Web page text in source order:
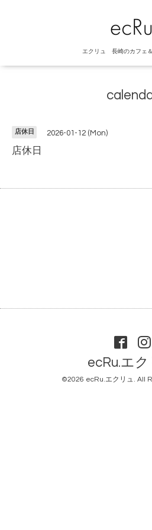
エクリュ 長崎のカフェ
店休日 2026-01-12 (Mon)
店休日
ecRu.エク
©2026 ecRu.エクリュ. All